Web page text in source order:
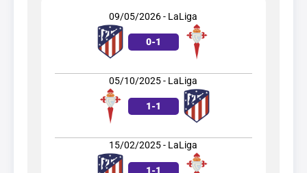
09/05/2026 - LaLiga
0-1
05/10/2025 - LaLiga
1-1
15/02/2025 - LaLiga
1-1